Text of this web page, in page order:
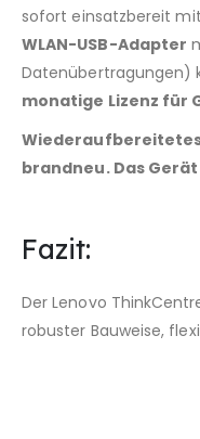
sofort einsatzbereit mit
WLAN-USB-Adapter
Datenübertragungen)
monatige Lizenz für
Wiederaufbereitetes
brandneu. Das
Fazit:
Der Lenovo
robuster Bauweise,